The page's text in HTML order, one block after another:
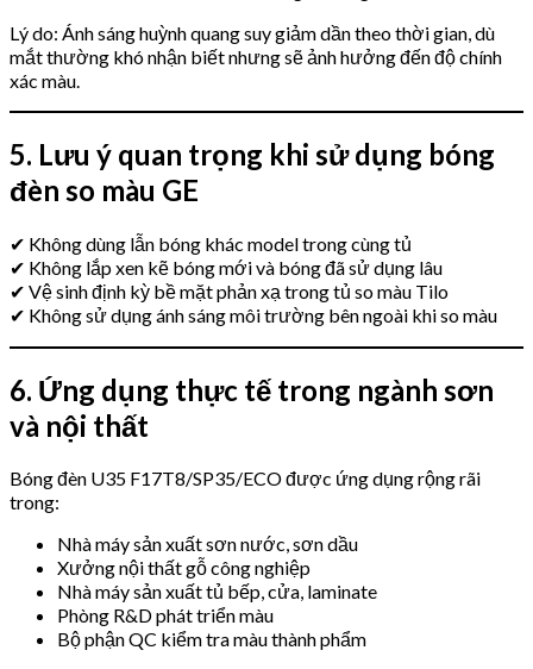
Lý do: Ánh sáng huỳnh quang suy giảm dần theo thời gian, dù
mắt thường khó nhận biết nhưng sẽ ảnh hưởng đến độ chính
xác màu.
5. Lưu ý quan trọng khi sử dụng bóng
đèn so màu GE
✔ Không dùng lẫn bóng khác model trong cùng tủ
✔ Không lắp xen kẽ bóng mới và bóng đã sử dụng lâu
✔ Vệ sinh định kỳ bề mặt phản xạ trong tủ so màu Tilo
✔ Không sử dụng ánh sáng môi trường bên ngoài khi so màu
6. Ứng dụng thực tế trong ngành sơn
và nội thất
Bóng đèn U35 F17T8/SP35/ECO được ứng dụng rộng rãi
trong:
Nhà máy sản xuất sơn nước, sơn dầu
Xưởng nội thất gỗ công nghiệp
Nhà máy sản xuất tủ bếp, cửa, laminate
Phòng R&D phát triển màu
Bộ phận QC kiểm tra màu thành phẩm